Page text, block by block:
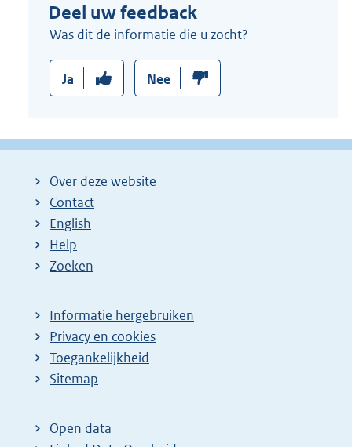
Deel uw feedback
Was dit de informatie die u zocht?
Ja Nee
Over deze website
Contact
English
Help
Zoeken
Informatie hergebruiken
Privacy en cookies
Toegankelijkheid
Sitemap
Open data